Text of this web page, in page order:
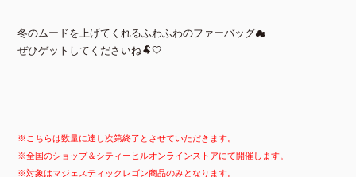
冬のムードを上げてくれるふわふわのファーバッグ☁
ぜひゲットしてくださいね🐏🤍
※こちらは数量に達し次第終了とさせていただきます。
※全国のショップ＆シティーヒルオンラインストアにて開催します。
​※対象はマジェスティックレゴン商品のみとなります。